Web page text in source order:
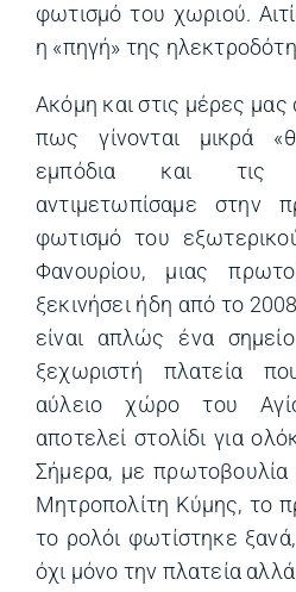
φωτισμό του χωριού.
η «πηγή» της
Ακόμη και στις μέρες
πως γίνονται μικρά
εμπόδια και τις
αντιμετωπίσαμε στην
φωτισμό του
Φανουρίου, μιας
ξεκινήσει ήδη από το
είναι απλώς ένα
ξεχωριστή πλατεία
αύλειο χώρο του
αποτελεί στολίδι για
Σήμερα, με πρωτοβουλία
Μητροπολίτη Κύμης, το
το ρολόι φωτίστηκε
όχι μόνο την πλατεία